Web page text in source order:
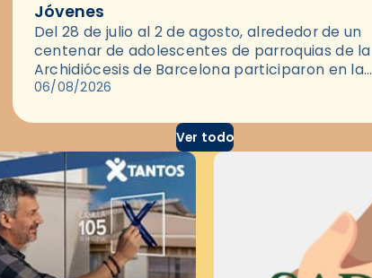
Jóvenes
Del 28 de julio al 2 de agosto, alrededor de un
centenar de adolescentes de parroquias de la
Archidiócesis de Barcelona participaron en las
convivencias Be Apostle, organizadas por el
06/08/2026
Ver todo